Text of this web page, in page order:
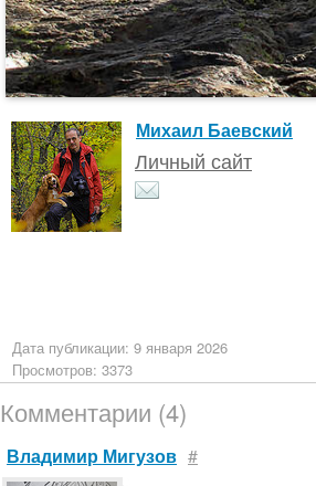
Михаил Баевский
Личный сайт
Дата публикации: 9 января 2026
Просмотров: 3373
Комментарии (4)
Владимир Мигузов #